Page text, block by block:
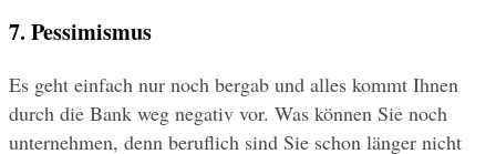
7. Pessimismus
Es geht einfach nur noch bergab und alles kommt Ihnen
durch die Bank weg negativ vor. Was können Sie noch
unternehmen, denn beruflich sind Sie schon länger nicht